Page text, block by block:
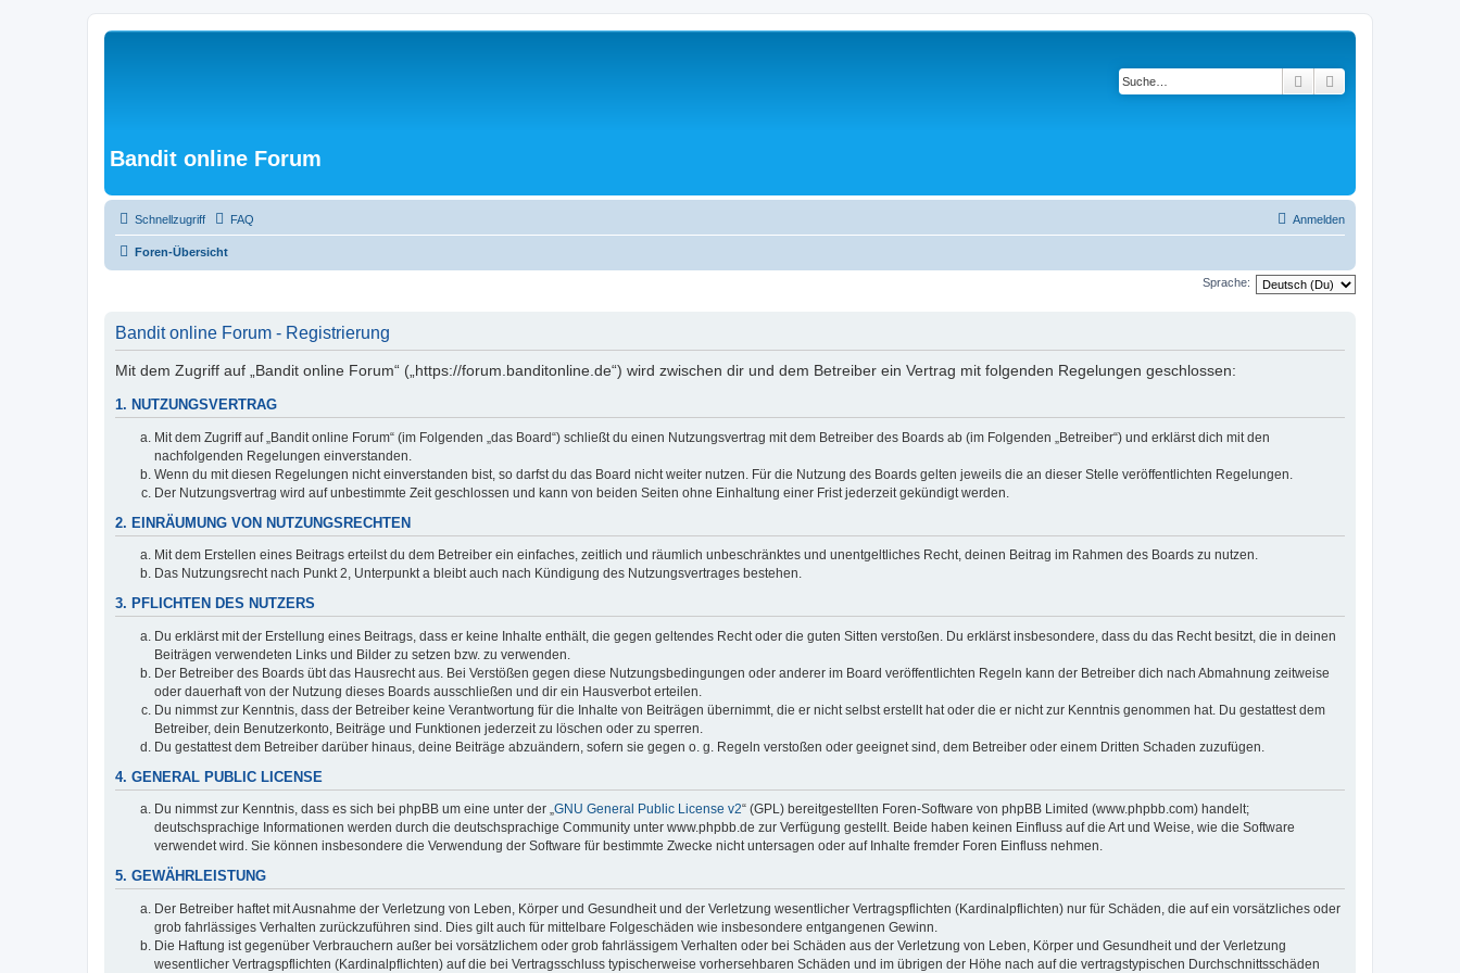
Bandit online Forum
Suche
Schnellzugriff FAQ Anmelden
Foren-Übersicht
Sprache:
Bandit online Forum - Registrierung
Mit dem Zugriff auf „Bandit online Forum“ („https://forum.banditonline.de“) wird zwischen dir und dem Betreiber ein Vertrag mit folgenden Regelungen geschlossen:
1. NUTZUNGSVERTRAG
Mit dem Zugriff auf „Bandit online Forum“ (im Folgenden „das Board“) schließt du einen Nutzungsvertrag mit dem Betreiber des Boards ab (im Folgenden „Betreiber“) und erklärst dich mit den
nachfolgenden Regelungen einverstanden.
Wenn du mit diesen Regelungen nicht einverstanden bist, so darfst du das Board nicht weiter nutzen. Für die Nutzung des Boards gelten jeweils die an dieser Stelle veröffentlichten Regelungen.
Der Nutzungsvertrag wird auf unbestimmte Zeit geschlossen und kann von beiden Seiten ohne Einhaltung einer Frist jederzeit gekündigt werden.
2. EINRÄUMUNG VON NUTZUNGSRECHTEN
Mit dem Erstellen eines Beitrags erteilst du dem Betreiber ein einfaches, zeitlich und räumlich unbeschränktes und unentgeltliches Recht, deinen Beitrag im Rahmen des Boards zu nutzen.
Das Nutzungsrecht nach Punkt 2, Unterpunkt a bleibt auch nach Kündigung des Nutzungsvertrages bestehen.
3. PFLICHTEN DES NUTZERS
Du erklärst mit der Erstellung eines Beitrags, dass er keine Inhalte enthält, die gegen geltendes Recht oder die guten Sitten verstoßen. Du erklärst insbesondere, dass du das Recht besitzt, die in deinen
Beiträgen verwendeten Links und Bilder zu setzen bzw. zu verwenden.
Der Betreiber des Boards übt das Hausrecht aus. Bei Verstößen gegen diese Nutzungsbedingungen oder anderer im Board veröffentlichten Regeln kann der Betreiber dich nach Abmahnung zeitweise
oder dauerhaft von der Nutzung dieses Boards ausschließen und dir ein Hausverbot erteilen.
Du nimmst zur Kenntnis, dass der Betreiber keine Verantwortung für die Inhalte von Beiträgen übernimmt, die er nicht selbst erstellt hat oder die er nicht zur Kenntnis genommen hat. Du gestattest dem
Betreiber, dein Benutzerkonto, Beiträge und Funktionen jederzeit zu löschen oder zu sperren.
Du gestattest dem Betreiber darüber hinaus, deine Beiträge abzuändern, sofern sie gegen o. g. Regeln verstoßen oder geeignet sind, dem Betreiber oder einem Dritten Schaden zuzufügen.
4. GENERAL PUBLIC LICENSE
Du nimmst zur Kenntnis, dass es sich bei phpBB um eine unter der „GNU General Public License v2“ (GPL) bereitgestellten Foren-Software von phpBB Limited (www.phpbb.com) handelt;
deutschsprachige Informationen werden durch die deutschsprachige Community unter www.phpbb.de zur Verfügung gestellt. Beide haben keinen Einfluss auf die Art und Weise, wie die Software
verwendet wird. Sie können insbesondere die Verwendung der Software für bestimmte Zwecke nicht untersagen oder auf Inhalte fremder Foren Einfluss nehmen.
5. GEWÄHRLEISTUNG
Der Betreiber haftet mit Ausnahme der Verletzung von Leben, Körper und Gesundheit und der Verletzung wesentlicher Vertragspflichten (Kardinalpflichten) nur für Schäden, die auf ein vorsätzliches oder
grob fahrlässiges Verhalten zurückzuführen sind. Dies gilt auch für mittelbare Folgeschäden wie insbesondere entgangenen Gewinn.
Die Haftung ist gegenüber Verbrauchern außer bei vorsätzlichem oder grob fahrlässigem Verhalten oder bei Schäden aus der Verletzung von Leben, Körper und Gesundheit und der Verletzung
wesentlicher Vertragspflichten (Kardinalpflichten) auf die bei Vertragsschluss typischerweise vorhersehbaren Schäden und im übrigen der Höhe nach auf die vertragstypischen Durchschnittsschäden